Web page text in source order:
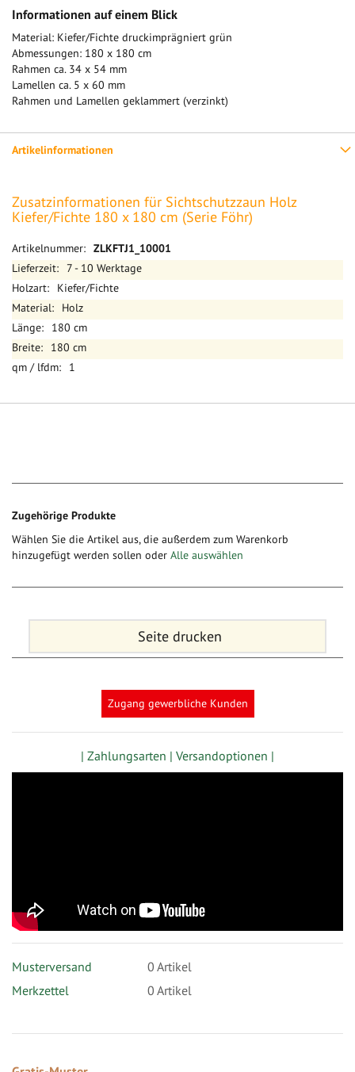
Informationen auf einem Blick
Material: Kiefer/Fichte druckimprägniert grün
Abmessungen: 180 x 180 cm
Rahmen ca. 34 x 54 mm
Lamellen ca. 5 x 60 mm
Rahmen und Lamellen geklammert (verzinkt)
Artikelinformationen
Zusatzinformationen für Sichtschutzzaun Holz
Kiefer/Fichte 180 x 180 cm (Serie Föhr)
Mehr
Informationen
ZLKFTJ1_10001
7 - 10 Werktage
Kiefer/Fichte
Holz
180 cm
180 cm
1
Zugehörige Produkte
Wählen Sie die Artikel aus, die außerdem zum Warenkorb
hinzugefügt werden sollen oder Alle auswählen
Seite drucken
Zugang gewerbliche Kunden
| Zahlungsarten | Versandoptionen |
Musterversand 0 Artikel
Merkzettel
0 Artikel